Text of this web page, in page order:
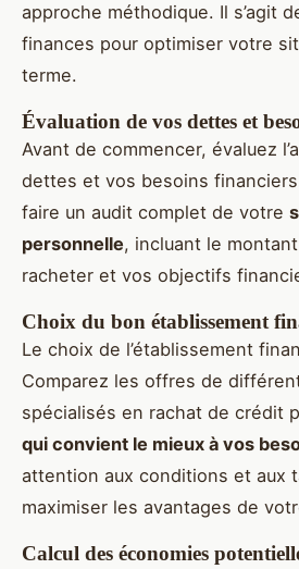
approche méthodique. Il s’agit
finances pour optimiser votre
terme.
Évaluation de vos dettes et
Avant de commencer, évaluez
dettes et vos besoins
faire un audit complet de votre
personnelle, incluant le
racheter et vos objectifs
Choix du bon établissement
Le choix de l’établissement
Comparez les offres de
spécialisés en rachat de crédit
qui convient le mieux à vos
attention aux conditions et aux
maximiser les avantages de
Calcul des économies